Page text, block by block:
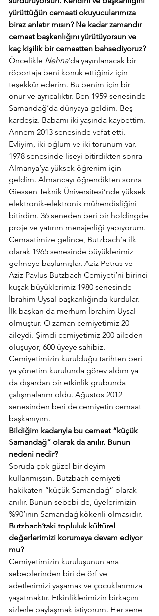
yürüttüğün cemaati okuyucularımıza
biraz anlatır mısın? Ne kadar zamandır
cemaat başkanlığını yürütüyorsun ve
kaç kişilik bir cemaatten bahsediyoruz?
Öncelikle Nehna‘da yayınlanacak bir
röportaja beni konuk ettiğiniz için
teşekkür ederim. Bu benim için bir
onur ve ayrıcalıktır. Ben 1959 senesinde
Samandağ’da dünyaya geldim. Beş
kardeşiz. Babamı iki yaşında kaybettim.
Annem 2013 senesinde vefat etti.
Evliyim, iki oğlum ve iki torunum var.
1978 senesinde liseyi bitirdikten sonra
Almanya’ya yüksek öğrenim için
geldim. Almancayı öğrendikten sonra
Giessen Teknik Üniversitesi’nde yüksek
elektronik-elektronik mühendisliğini
bitirdim. 36 seneden beri bir holdingde
proje ve yatırım menajerliği yapıyorum.
Cemaatimize gelince, Butzbach’a ilk
olarak 1965 senesinde büyüklerimiz
gelmeye başlamışlar. Aziz Petrus ve
Aziz Pavlus Butzbach Cemiyeti’ni birinci
kuşak büyüklerimiz 1980 senesinde
İbrahim Uysal başkanlığında kurdular.
İlk başkan da merhum İbrahim Uysal
olmuştur. O zaman cemiyetimiz 20
aileydi. Şimdi cemiyetimiz 200 aileden
oluşuyor, 600 üyeye sahibiz.
Cemiyetimizin kurulduğu tarihten beri
ya yönetim kurulunda görev aldım ya
da dışardan bir etkinlik grubunda
çalışmalarım oldu. Ağustos 2012
senesinden beri de cemiyetin cemaat
başkanıyım.
Bildiğim kadarıyla bu cemaat “küçük
Samandağ” olarak da anılır. Bunun
nedeni nedir?
Soruda çok güzel bir deyim
kullanmışsın. Butzbach cemiyeti
hakikaten “küçük Samandağ” olarak
anılır. Bunun sebebi de, üyelerimizin
%90’ının Samandağ kökenli olmasıdır.
Butzbach’taki topluluk kültürel
değerlerimizi korumaya devam ediyor
mu?
Cemiyetimizin kuruluşunun ana
sebeplerinden biri de örf ve
adetlerimizi yaşamak ve çocuklarımıza
yaşatmaktır. Etkinliklerimizin birkaçını
sizlerle paylaşmak istiyorum. Her sene